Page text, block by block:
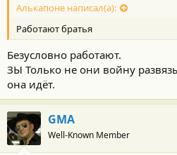
Алькапоне написал(а):
Работают братья
Безусловно работают.
ЗЫ Только не они войну
она идёт.
GMA
Well-Known Member